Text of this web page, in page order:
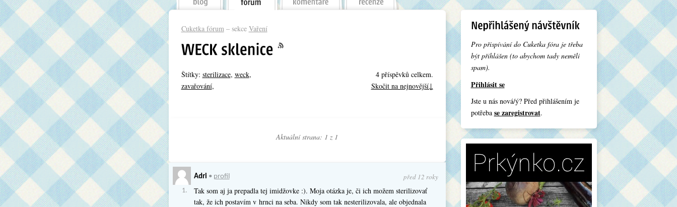
Cuketka fórum– sekce Vaření
Štítky: sterilizace, weck,
zavařování,
4 příspěvků celkem.
Skočit na nejnovější↓
Aktuální strana: 1 z 1
1.
Adri • profil před 12 roky
Tak som aj ja prepadla tej imidžovke :). Moja otázka je, či ich možem sterilizovať
tak, že ich postavím v hrnci na seba. Nikdy som tak nesterilizovala, ale objednala
Pro přispívání do Cuketka fóra je třeba
být přihlášen (to abychom tady neměli
spam).
Přihlásit se
Jste u nás nová/ý? Před přihlášením je
potřeba se zaregistrovat.